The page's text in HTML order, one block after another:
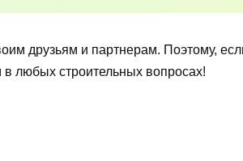
друзьям и партнерам. Поэтому,
любых строительных вопросах!